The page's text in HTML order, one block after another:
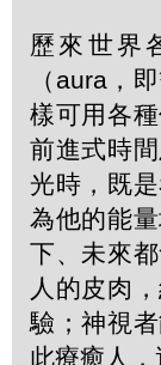
歷來世界
（aura，
樣可用各
前進式時
光時，既
為他的能
下、未來
人的皮肉
驗；神視
此療癒人